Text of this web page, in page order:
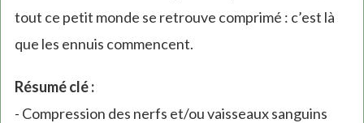
tout ce petit monde se retrouve comprimé : c’est là
que les ennuis commencent.
Résumé clé :
- Compression des nerfs et/ou vaisseaux sanguins